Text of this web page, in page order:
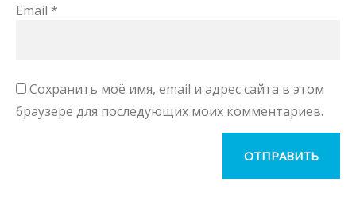
Email *
Сохранить моё имя, email и адрес сайта в этом
браузере для последующих моих комментариев.